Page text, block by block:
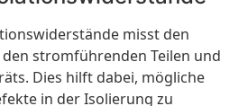
misst den
stromführenden Teilen und
Dies hilft dabei, mögliche
in der Isolierung zu